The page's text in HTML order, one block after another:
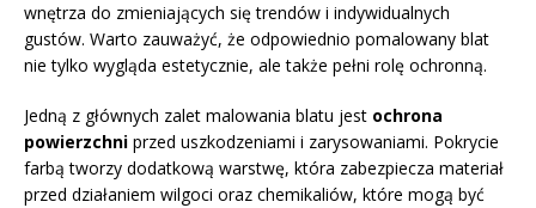
wnętrza do zmieniających się trendów i indywidualnych
gustów. Warto zauważyć, że odpowiednio pomalowany blat
nie tylko wygląda estetycznie, ale także pełni rolę ochronną.
Jedną z głównych zalet malowania blatu jest ochrona
powierzchni przed uszkodzeniami i zarysowaniami. Pokrycie
farbą tworzy dodatkową warstwę, która zabezpiecza materiał
przed działaniem wilgoci oraz chemikaliów, które mogą być